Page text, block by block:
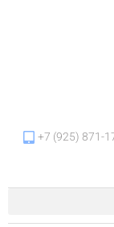
+7 (925) 871-